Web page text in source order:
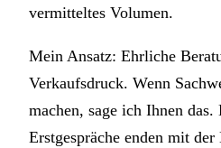
vermitteltes Volumen.
Mein Ansatz: Ehrliche
Verkaufsdruck. Wenn
machen, sage ich Ihnen
Erstgespräche enden mit